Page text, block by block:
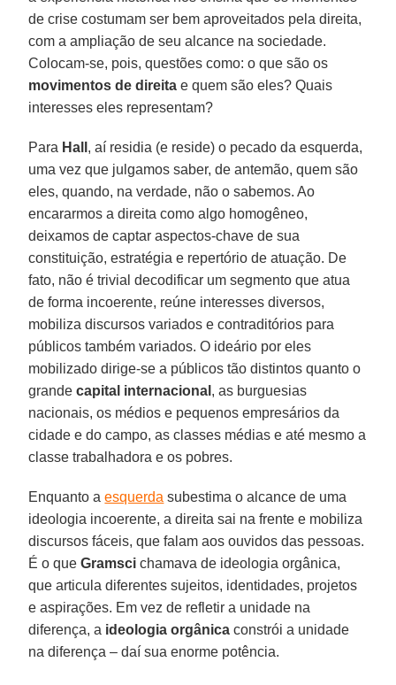
de crise costumam ser bem aproveitados pela direita,
com a ampliação de seu alcance na sociedade.
Colocam-se, pois, questões como: o que são os
movimentos de direita e quem são eles? Quais
interesses eles representam?
Para Hall , aí residia (e reside) o pecado da esquerda,
uma vez que julgamos saber, de antemão, quem são
eles, quando, na verdade, não o sabemos. Ao
encararmos a direita como algo homogêneo,
deixamos de captar aspectos-chave de sua
constituição, estratégia e repertório de atuação. De
fato, não é trivial decodificar um segmento que atua
de forma incoerente, reúne interesses diversos,
mobiliza discursos variados e contraditórios para
públicos também variados. O ideário por eles
mobilizado dirige-se a públicos tão distintos quanto o
grandecapital internacional , as burguesias
nacionais, os médios e pequenos empresários da
cidade e do campo, as classes médias e até mesmo a
classe trabalhadora e os pobres.
Enquanto aesquerda subestima o alcance de uma
ideologia incoerente, a direita sai na frente e mobiliza
discursos fáceis, que falam aos ouvidos das pessoas.
É o queGramsci chamava de ideologia orgânica,
que articula diferentes sujeitos, identidades, projetos
e aspirações. Em vez de refletir a unidade na
diferença, a ideologia orgânica constrói a unidade
na diferença – daí sua enorme potência.